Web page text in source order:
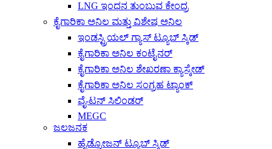
LNG ಇಂಧನ ತುಂಬುವ ಕೇಂದ್ರ
ಕೈಗಾರಿಕಾ ಅನಿಲ ಮತ್ತು ವಿಶೇಷ ಅನಿಲ
ಇಂಡಸ್ಟ್ರಿಯಲ್ ಗ್ಯಾಸ್ ಟ್ಯೂಬ್ ಸ್ಕಿಡ್
ಕೈಗಾರಿಕಾ ಅನಿಲ ಕಂಟೈನರ್
ಕೈಗಾರಿಕಾ ಅನಿಲ ಶೇಖರಣಾ ಕ್ಯಾಸ್ಕೇಡ್
ಕೈಗಾರಿಕಾ ಅನಿಲ ಸಂಗ್ರಹ ಟ್ಯಾಂಕ್
ವೈ-ಟನ್ ಸಿಲಿಂಡರ್
MEGC
ಜಲಜನಕ
ಹೈಡ್ರೋಜನ್ ಟ್ಯೂಬ್ ಸ್ಕಿಡ್